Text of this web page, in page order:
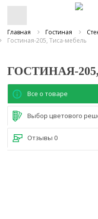
Главная Гостиная
Гостиная-205, Тиса-мебель
ГОСТИНАЯ-
Все о товаре
Выбор цветового
Отзывы 0